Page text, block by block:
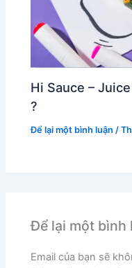
Hi Sauce –
?
Để lại một bình luận /
Để lại một bình
Email của bạn sẽ